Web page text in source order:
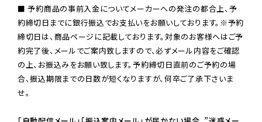
■ 予約商品の事前入金についてメーカーへの発注の都合上、予
約締切日までに銀行振込でお支払いをお願いしております。※予約
締切日は、商品ページに記載しております。対象のお客様へはご予
約完了後、メールでご案内致しますので、必ずメール内容をご確認
の上、お振込みをお願い致します。予約締切日直前のご予約の場
合、振込期限までの日数が短くなりますが、何卒ご了承下さいま
せ。